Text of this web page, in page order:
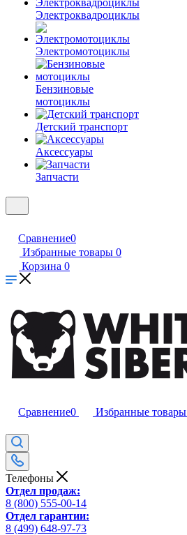
Электроквадроциклы
Электромотоциклы
Бензиновые
мотоциклы
Детский транспорт
Аксессуары
Запчасти
Сравнение0
Избранные товары 0
Корзина 0
Сравнение0 Избранные товары
Телефоны
Отдел продаж:
8 (800) 555-00-14
Отдел гарантии:
8 (499) 648-97-73